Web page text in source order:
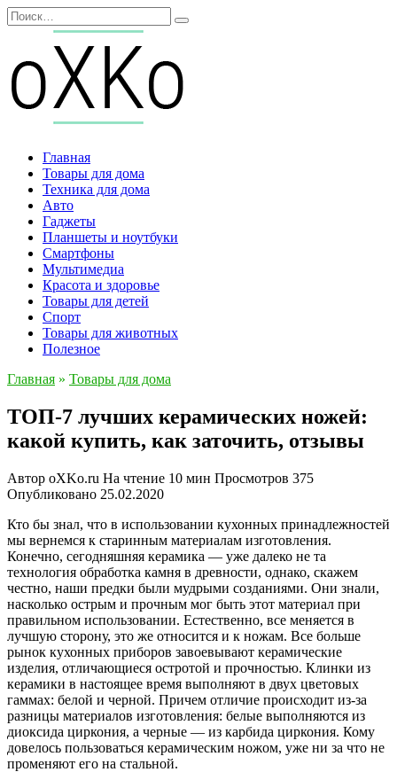
Перейти
к
содержанию
Search
for:
Главная
Товары для дома
Техника для дома
Авто
Гаджеты
Планшеты и ноутбуки
Смартфоны
Мультимедиа
Красота и здоровье
Товары для детей
Спорт
Товары для животных
Полезное
Главная » Товары для дома
ТОП-7 лучших керамических ножей:
какой купить, как заточить, отзывы
Автор oXKo.ru На чтение 10 мин Просмотров 375
Опубликовано 25.02.2020
Кто бы знал, что в использовании кухонных принадлежностей
мы вернемся к старинным материалам изготовления.
Конечно, сегодняшняя керамика — уже далеко не та
технология обработка камня в древности, однако, скажем
честно, наши предки были мудрыми созданиями. Они знали,
насколько острым и прочным мог быть этот материал при
правильном использовании. Естественно, все меняется в
лучшую сторону, это же относится и к ножам. Все больше
рынок кухонных приборов завоевывают керамические
изделия, отличающиеся остротой и прочностью. Клинки из
керамики в настоящее время выполняют в двух цветовых
гаммах: белой и черной. Причем отличие происходит из-за
разницы материалов изготовления: белые выполняются из
диоксида циркония, а черные — из карбида циркония. Кому
довелось пользоваться керамическим ножом, уже ни за что не
променяют его на стальной.